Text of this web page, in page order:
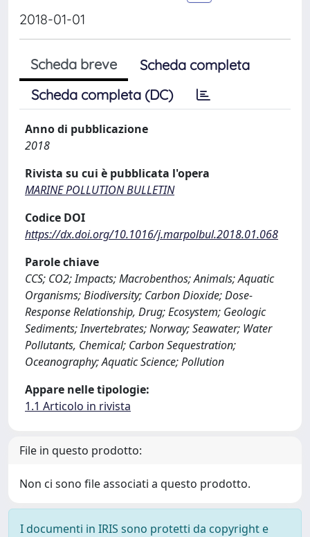
2018-01-01
Scheda breve
Scheda completa
Scheda completa (DC)
Anno di pubblicazione
2018
Rivista su cui è pubblicata l'opera
MARINE POLLUTION BULLETIN
Codice DOI
https://dx.doi.org/10.1016/j.marpolbul.2018.01.068
Parole chiave
CCS; CO2; Impacts; Macrobenthos; Animals; Aquatic
Organisms; Biodiversity; Carbon Dioxide; Dose-
Response Relationship, Drug; Ecosystem; Geologic
Sediments; Invertebrates; Norway; Seawater; Water
Pollutants, Chemical; Carbon Sequestration;
Oceanography; Aquatic Science; Pollution
Appare nelle tipologie:
1.1 Articolo in rivista
File in questo prodotto:
Non ci sono file associati a questo prodotto.
I documenti in IRIS sono protetti da copyright e